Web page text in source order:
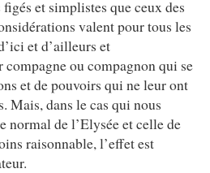
et simplistes que ceux des
valent pour tous les
et d’ailleurs et
ou compagnon qui se
et de pouvoirs qui ne leur ont
Mais, dans le cas qui nous
normal de l’Elysée et celle de
raisonnable, l’effet est